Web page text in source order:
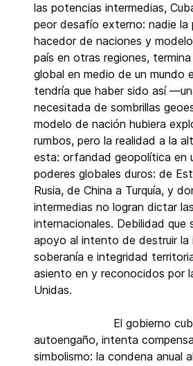
las potencias intermedias,
peor desafío externo: nadie la
hacedor de naciones y
país en otras regiones,
global en medio de un mundo
tendría que haber sido así
necesitada de sombrillas
modelo de nación hubiera
rumbos, pero la realidad a la
esta: orfandad geopolítica en
poderes globales duros: de
Rusia, de China a Turquía, y
intermedias no logran dictar
internacionales. Debilidad que
apoyo al intento de destruir la
soberanía e integridad
asiento en y reconocidos por
El gobierno cubano,
autoengaño, intenta
simbolismo: la condena anual